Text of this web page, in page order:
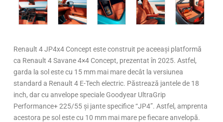
Renault 4 JP4x4 Concept este construit pe aceeași platformă
ca Renault 4 Savane 4×4 Concept, prezentat în 2025. Astfel,
garda la sol este cu 15 mm mai mare decât la versiunea
standard a Renault 4 E-Tech electric. Păstrează jantele de 18
inch, dar cu anvelope speciale Goodyear UltraGrip
Performance+ 225/55 și jante specifice “JP4”. Astfel, amprenta
acestora pe sol este cu 10 mm mai mare pe fiecare anvelopă.